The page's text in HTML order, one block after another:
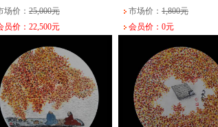
场价： 25,000元
员价：22,500元
市场价： 1,800元
会员价：0元